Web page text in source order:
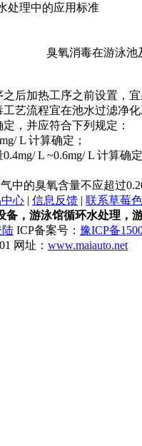
处理中的应用标准
臭氧消毒在游泳池
后加热工序之前设置，
艺流程宜在池水过滤净
，并应符合下列规定：
L 计算确定；
L ~0.6mg/ L 计算确
的臭氧含量不应超过
心 | 信息反馈 | 联系草莓
，游泳馆循环水处理
陆 ICP备案号： 豫ICP备
网址： www.maiauto.net